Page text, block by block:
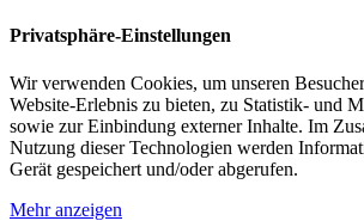
Privatsphäre-Einstellungen
Wir verwenden Cookies, um unseren
Website-Erlebnis zu bieten, zu Statistik- und
sowie zur Einbindung externer Inhalte. Im
Nutzung dieser Technologien werden
Gerät gespeichert und/oder abgerufen.
Mehr anzeigen